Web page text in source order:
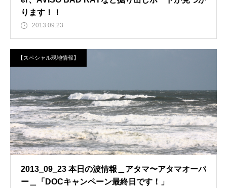
ります！！
2013.09.23
【スペシャル現地情報】
2013_09_23 本日の波情報＿アタマ〜アタマオーバ
ー＿「DOCキャンペーン最終日です！」